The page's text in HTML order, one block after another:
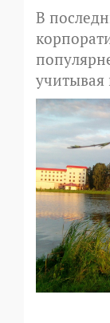
В
учитывая